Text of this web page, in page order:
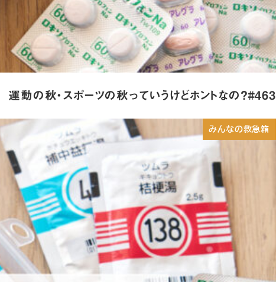
運動の秋・スポーツの秋っていうけどホントなの？#463
みんなの救急箱